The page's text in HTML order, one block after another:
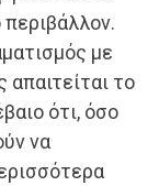
με
απαιτείται το
ότι, όσο
να